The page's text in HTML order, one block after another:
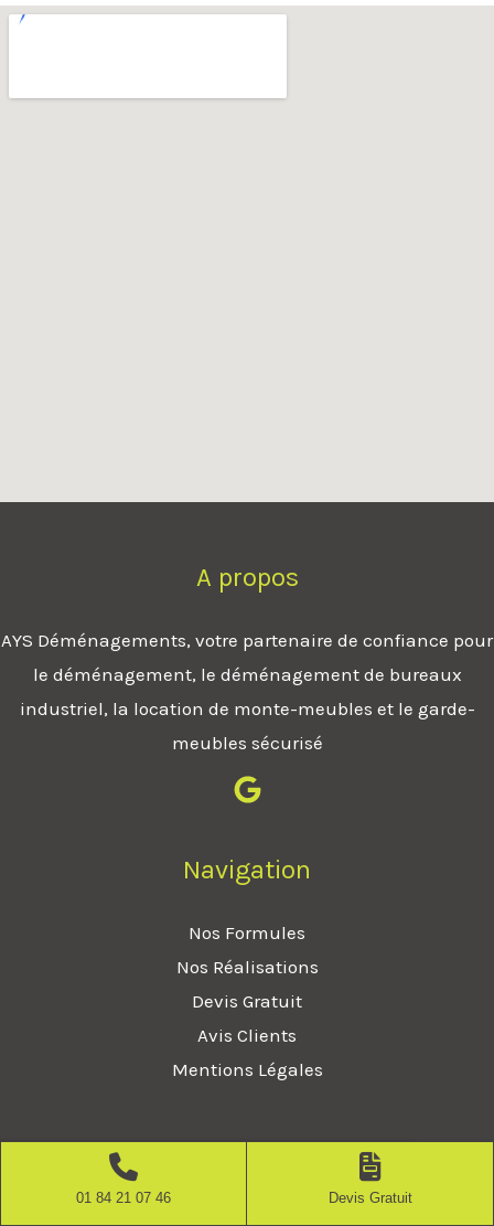
A propos
AYS Déménagements, votre partenaire de confiance pour
le déménagement, le déménagement de bureaux
industriel, la location de monte-meubles et le garde-
meubles sécurisé
Navigation
Nos Formules
Nos Réalisations
Devis Gratuit
Avis Clients
Mentions Légales
Services
01 84 21 07 46 Devis Gratuit